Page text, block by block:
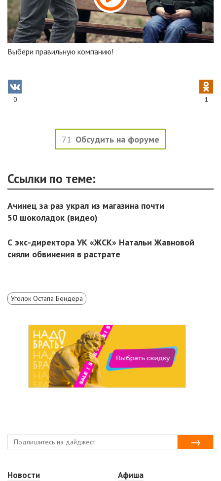
Выбери правильную компанию!
0 1
71 Обсудить на форуме
Ссылки по теме:
Ачинец за раз украл из магазина почти
50 шоколадок (видео)
С экс-директора УК «ЖСК» Натальи Жавновой
сняли обвинения в растрате
Уголок Остапа Бендера
Новости
Афиша